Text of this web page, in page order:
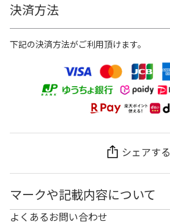
決済方法
下記の決済方法がご利用頂けます。
シェアする
マークや記載内容について
よくあるお問い合わせ